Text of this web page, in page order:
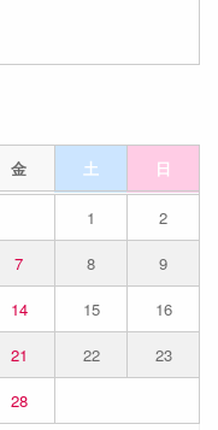
金 土 日
1
2
7 8
9
14 15
16
21 22
23
28